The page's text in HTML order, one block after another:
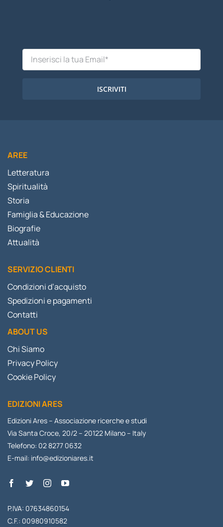
ISCRIVITI
AREE
Letteratura
Spiritualità
Storia
Famiglia & Educazione
Biografie
Attualità
SERVIZIO CLIENTI
Condizioni d’acquisto
Spedizioni e pagamenti
Contatti
ABOUT US
Chi Siamo
Privacy Policy
Cookie Policy
EDIZIONI ARES
Edizioni Ares – Associazione ricerche e studi
Via Santa Croce, 20/2 – 20122 Milano – Italy
Telefono: 02 8277 0632
E-mail: info@edizioniares.it
P.IVA: 07634860154
C.F.: 00980910582